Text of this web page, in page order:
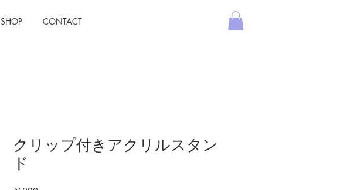
SHOP CONTACT
クリップ付きアクリルスタン
ド